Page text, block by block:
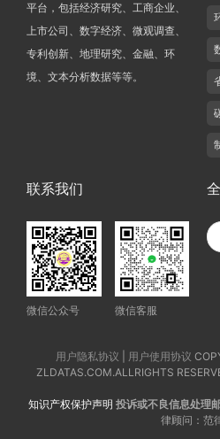
平台，包括经济研究、工商企业、
上市公司、数字经济、微观调查、
专利创新、地理研究、金融、环
境、文本分析数据等等。
联系我们
微信公众号 微信客服
用户隐私协议 用户使用协议
ZLDATAS.COM.ALLRIGHTS
知识产权保护声明 投诉或不良信息处
律顾问：范